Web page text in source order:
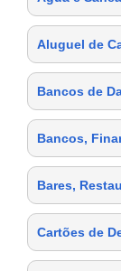
Aluguel de
Bancos de
Bancos,
Bares,
Cartões de